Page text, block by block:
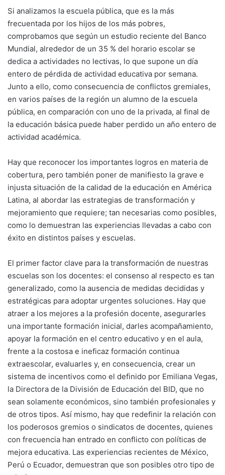
Si analizamos la escuela pública, que es la más
frecuentada por los hijos de los más pobres,
comprobamos que según un estudio reciente del Banco
Mundial, alrededor de un 35 % del horario escolar se
dedica a actividades no lectivas, lo que supone un día
entero de pérdida de actividad educativa por semana.
Junto a ello, como consecuencia de conflictos gremiales,
en varios países de la región un alumno de la escuela
pública, en comparación con uno de la privada, al final de
la educación básica puede haber perdido un año entero de
actividad académica.
Hay que reconocer los importantes logros en materia de
cobertura, pero también poner de manifiesto la grave e
injusta situación de la calidad de la educación en América
Latina, al abordar las estrategias de transformación y
mejoramiento que requiere; tan necesarias como posibles,
como lo demuestran las experiencias llevadas a cabo con
éxito en distintos países y escuelas.
El primer factor clave para la transformación de nuestras
escuelas son los docentes: el consenso al respecto es tan
generalizado, como la ausencia de medidas decididas y
estratégicas para adoptar urgentes soluciones. Hay que
atraer a los mejores a la profesión docente, asegurarles
una importante formación inicial, darles acompañamiento,
apoyar la formación en el centro educativo y en el aula,
frente a la costosa e ineficaz formación continua
extraescolar, evaluarles y, en consecuencia, crear un
sistema de incentivos como el definido por Emiliana Vegas,
la Directora de la División de Educación del BID, que no
sean solamente económicos, sino también profesionales y
de otros tipos. Así mismo, hay que redefinir la relación con
los poderosos gremios o sindicatos de docentes, quienes
con frecuencia han entrado en conflicto con políticas de
mejora educativa. Las experiencias recientes de México,
Perú o Ecuador, demuestran que son posibles otro tipo de